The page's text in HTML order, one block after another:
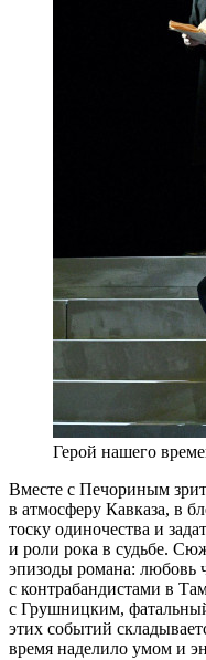
Герой нашего
Вместе с Печориным
в атмосферу Кавказа, в
тоску одиночества и
и роли рока в судьбе.
эпизоды романа: любовь
с контрабандистами в
с Грушницким,
этих событий
время наделило умом и